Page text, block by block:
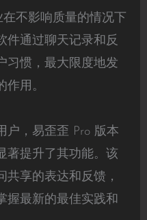
不影响质量的情况下
件通过聊天记录和反
习惯，最大限度地发
用。
户，易歪歪 Pro 版本
著提升了其功能。该
享的表达和反馈，
握最新的最佳实践和